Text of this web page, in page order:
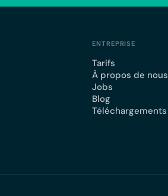
ENTREPRISE
Tarifs
À propos de nous
Jobs
Blog
Téléchargements